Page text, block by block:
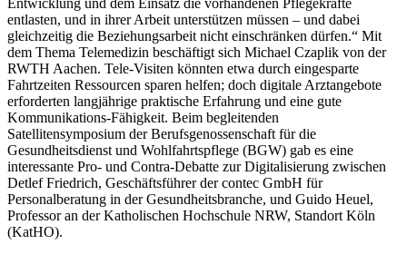
Entwicklung und dem Einsatz die vorhandenen Pflegekräfte
entlasten, und in ihrer Arbeit unterstützen müssen – und dabei
gleichzeitig die Beziehungsarbeit nicht einschränken dürfen.“ Mit
dem Thema Telemedizin beschäftigt sich Michael Czaplik von der
RWTH Aachen. Tele-Visiten könnten etwa durch eingesparte
Fahrtzeiten Ressourcen sparen helfen; doch digitale Arztangebote
erforderten langjährige praktische Erfahrung und eine gute
Kommunikations-Fähigkeit. Beim begleitenden
Satellitensymposium der Berufsgenossenschaft für die
Gesundheitsdienst und Wohlfahrtspflege (BGW) gab es eine
interessante Pro- und Contra-Debatte zur Digitalisierung zwischen
Detlef Friedrich, Geschäftsführer der contec GmbH für
Personalberatung in der Gesundheitsbranche, und Guido Heuel,
Professor an der Katholischen Hochschule NRW, Standort Köln
(KatHO).